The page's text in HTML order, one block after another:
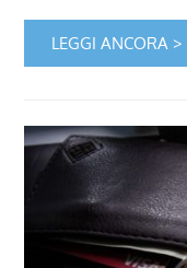
LEGGI ANCORA >